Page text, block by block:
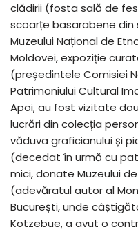
clădirii (fosta sală de
scoarțe basarabene din
Muzeului Național de
Moldovei, expoziție
(președintele Comisiei
Patrimoniului Cultural
Apoi, au fost vizitate
lucrări din colecția
văduva graficianului și
(decedat în urmă cu
mici, donate Muzeului
(adevăratul autor al
București, unde
Kotzebue, a avut o